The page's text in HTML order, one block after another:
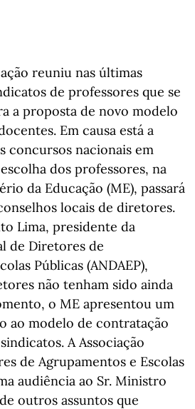
reuniu nas últimas
de professores que se
a proposta de novo modelo
Em causa está a
concursos nacionais em
dos professores, na
da Educação (ME), passará
locais de diretores.
Lima, presidente da
de Diretores de
Públicas (ANDAEP),
não tenham sido ainda
o ME apresentou um
ao modelo de contratação
A Associação
de Agrupamentos e Escolas
audiência ao Sr. Ministro
outros assuntos que